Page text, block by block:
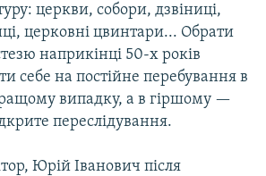
церкви, собори, дзвіниці,
церковні цвинтари... Обрати
наприкінці 50-х років
себе на постійне перебування в
випадку, а в гіршому —
переслідування.
Юрій Іванович після